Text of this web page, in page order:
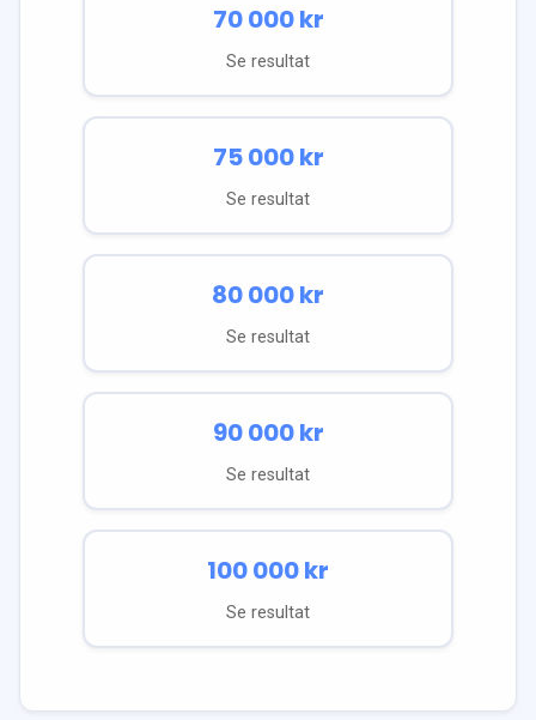
70 000kr
Se resultat
75 000kr
Se resultat
80 000kr
Se resultat
90 000kr
Se resultat
100 000kr
Se resultat